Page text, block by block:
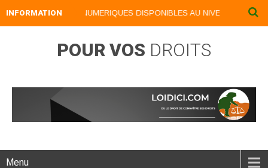
INFORMATION
NOS LIVRES NUMERIQUES DISPONIBLES AU NIVEAU DU
POUR VOS DROITS
Menu